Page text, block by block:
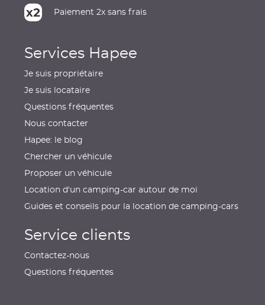
Paiement 2x sans frais
Services Hapee
Je suis propriétaire
Je suis locataire
Questions fréquentes
Nous contacter
Hapee: le blog
Chercher un véhicule
Proposer un véhicule
Location d'un camping-car autour de moi
Guides et conseils pour la location de camping-cars
Service clients
Contactez-nous
Questions fréquentes